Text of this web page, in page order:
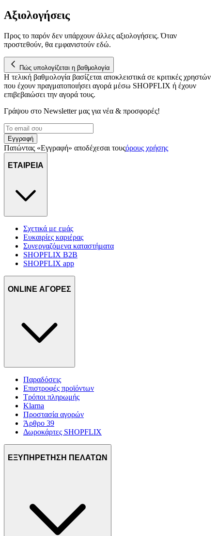
διεύθυνση IP σας, χρησιμοποιώντας τεχνολογία όπως cookies
στη συσκευή σας, με σκοπό την προβολή εξατομικευμένων
διαφημίσεων και περιεχομένου, τις μετρήσεις σχετικά με
μας και την ανάπτυξη προϊόντων. Επίσης, κοινοποιούμε
πληροφορίες σχετικά με την από μέρους σας χρήση της
τοποθεσίας μας στους συνεργάτες μέσων κοινωνικής
δικτύωσης, διαφημίσεων και ανάλυσης.
Αξιολογήσεις
Προς το παρόν δεν υπάρχουν άλλες αξιολογήσεις. Όταν
προστεθούν, θα εμφανιστούν εδώ.
Πώς υπολογίζεται η βαθμολογία
Η τελική βαθμολογία βασίζεται αποκλειστικά σε κριτικές χρηστών
που έχουν πραγματοποιήσει αγορά μέσω SHOPFLIX ή έχουν
επιβεβαιώσει την αγορά τους.
Γράψου στο Νewsletter μας για νέα & προσφορές!
Εγγραφή
Πατώντας «Εγγραφή» αποδέχεσαι τουςόρους χρήσης
ΕΤΑΙΡΕΙΑ
Σχετικά με εμάς
Ευκαιρίες καριέρας
Συνεργαζόμενα καταστήματα
SHOPFLIX B2B
SHOPFLIX app
ONLINE ΑΓΟΡΕΣ
Παραδόσεις
Επιστροφές προϊόντων
Τρόποι πληρωμής
Klarna
Προστασία αγορών
Άρθρο 39
Δωροκάρτες SHOPFLIX
ΕΞΥΠΗΡΕΤΗΣΗ ΠΕΛΑΤΩΝ